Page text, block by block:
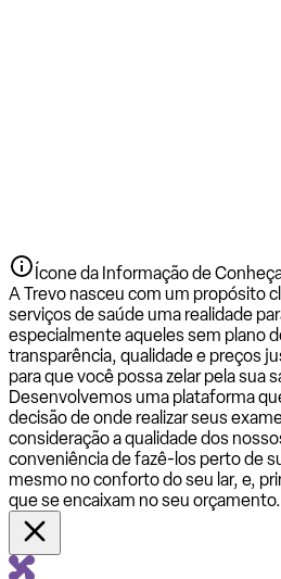
Ícone da Informação de
A Trevo nasceu com um propósito
serviços de saúde uma realidade
especialmente aqueles sem plano
transparência, qualidade e preços
para que você possa zelar pela sua
Desenvolvemos uma plataforma
decisão de onde realizar seus
consideração a qualidade dos
conveniência de fazê-los perto de
mesmo no conforto do seu lar, e,
que se encaixam no seu orçamento.